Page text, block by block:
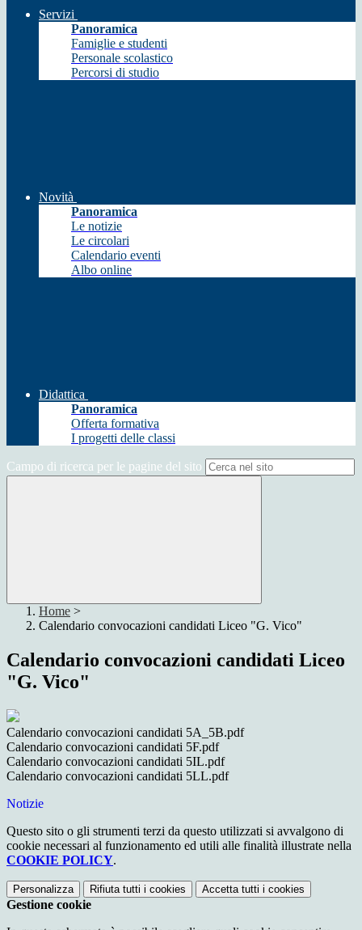
Servizi
Panoramica
Famiglie e studenti
Personale scolastico
Percorsi di studio
Novità
Panoramica
Le notizie
Le circolari
Calendario eventi
Albo online
Didattica
Panoramica
Offerta formativa
I progetti delle classi
Campo di ricerca per le pagine del sito
Home >
Calendario convocazioni candidati Liceo "G. Vico"
Calendario convocazioni candidati Liceo
"G. Vico"
Calendario convocazioni candidati 5A_5B.pdf
Calendario convocazioni candidati 5F.pdf
Calendario convocazioni candidati 5IL.pdf
Calendario convocazioni candidati 5LL.pdf
Notizie
Questo sito o gli strumenti terzi da questo utilizzati si avvalgono di
cookie necessari al funzionamento ed utili alle finalità illustrate nella
COOKIE POLICY.
Personalizza Rifiuta tutti i cookies Accetta tutti i cookies
Gestione cookie